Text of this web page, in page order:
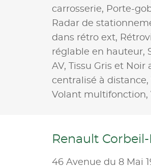
carrosserie, Porte-
Radar de
dans rétro ext,
réglable en hauteur,
AV,
Tissu Gris et Noir
centralisé à distance,
Volant multifonction,
Renault
46 Avenue du 8 Mai